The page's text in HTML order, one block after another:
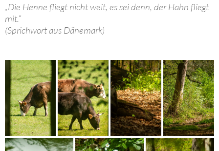
„Die Henne fliegt nicht weit, es sei denn, der Hahn fliegt
mit.“
(Sprichwort aus Dänemark)